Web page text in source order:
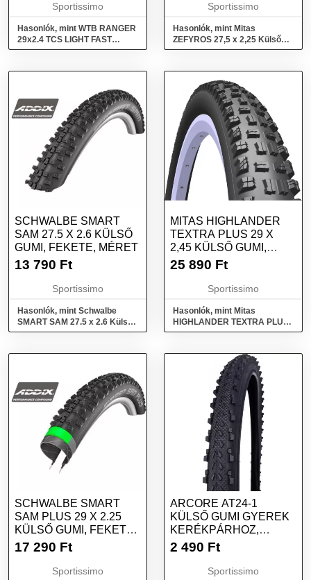
Sportissimo
Hasonlók, mint WTB RANGER
29x2.4 TCS LIGHT FAST
ROLLING SG2 Külső gumi,
Sportissimo
Hasonlók, mint Mitas
ZEFYROS 27,5 x 2,25 Külső
gumi, fekete, méret
SCHWALBE SMART
SAM 27.5 X 2.6 KÜLSŐ
GUMI, FEKETE, MÉRET
13 790 Ft
Sportissimo
Hasonlók, mint Schwalbe
SMART SAM 27.5 x 2.6 Külső
gumi, fekete, méret
MITAS HIGHLANDER
TEXTRA PLUS 29 X
2,45 KÜLSŐ GUMI,
FEKETE, MÉRET
25 890 Ft
Sportissimo
Hasonlók, mint Mitas
HIGHLANDER TEXTRA PLUS
29 x 2,45 Külső gumi, fekete,
SCHWALBE SMART
SAM PLUS 29 X 2.25
KÜLSŐ GUMI, FEKETE,
MÉRET
17 290 Ft
Sportissimo
ARCORE AT24-1
KÜLSŐ GUMI GYEREK
KERÉKPÁRHOZ,
FEKETE, MÉRET
2 490 Ft
Sportissimo